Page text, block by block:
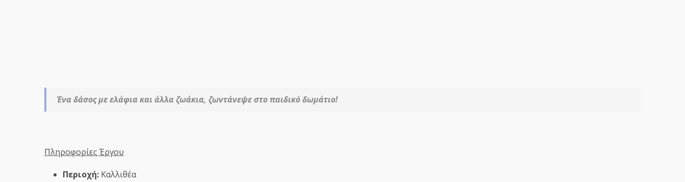
Ένα δάσος με ελάφια και άλλα ζωάκια, ζωντάνεψε στο παιδικό δωμάτιο!
Πληροφορίες Έργου
Περιοχή: Καλλιθέα